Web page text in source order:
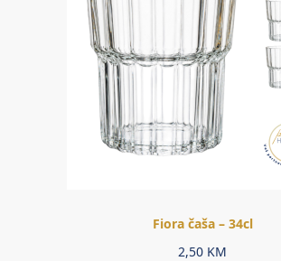
Fiora čaša – 34cl
2,50 KM